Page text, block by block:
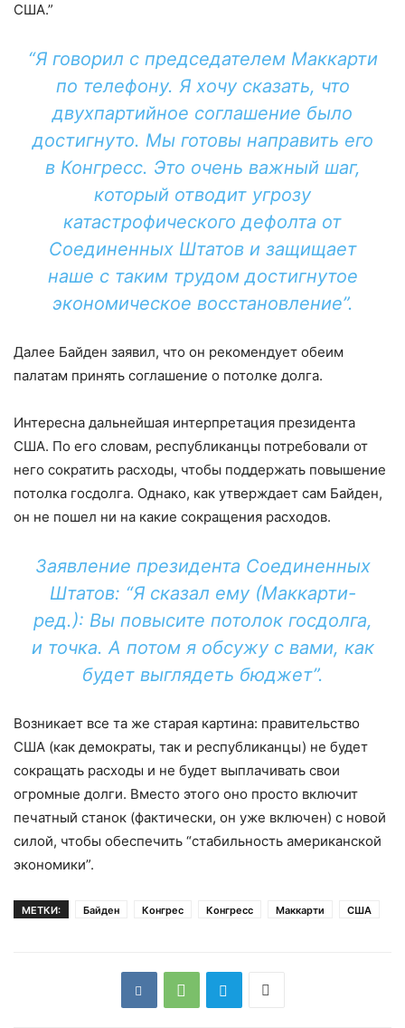
США.”
“Я говорил с председателем Маккарти
по телефону. Я хочу сказать, что
двухпартийное соглашение было
достигнуто. Мы готовы направить его
в Конгресс. Это очень важный шаг,
который отводит угрозу
катастрофического дефолта от
Соединенных Штатов и защищает
наше с таким трудом достигнутое
экономическое восстановление”.
Далее Байден заявил, что он рекомендует обеим
палатам принять соглашение о потолке долга.
Интересна дальнейшая интерпретация президента
США. По его словам, республиканцы потребовали от
него сократить расходы, чтобы поддержать повышение
потолка госдолга. Однако, как утверждает сам Байден,
он не пошел ни на какие сокращения расходов.
Заявление президента Соединенных
Штатов: “Я сказал ему (Маккарти-
ред.): Вы повысите потолок госдолга,
и точка. А потом я обсужу с вами, как
будет выглядеть бюджет”.
Возникает все та же старая картина: правительство
США (как демократы, так и республиканцы) не будет
сокращать расходы и не будет выплачивать свои
огромные долги. Вместо этого оно просто включит
печатный станок (фактически, он уже включен) с новой
силой, чтобы обеспечить “стабильность американской
экономики”.
МЕТКИ: Байден Конгрес Конгресс Маккарти США